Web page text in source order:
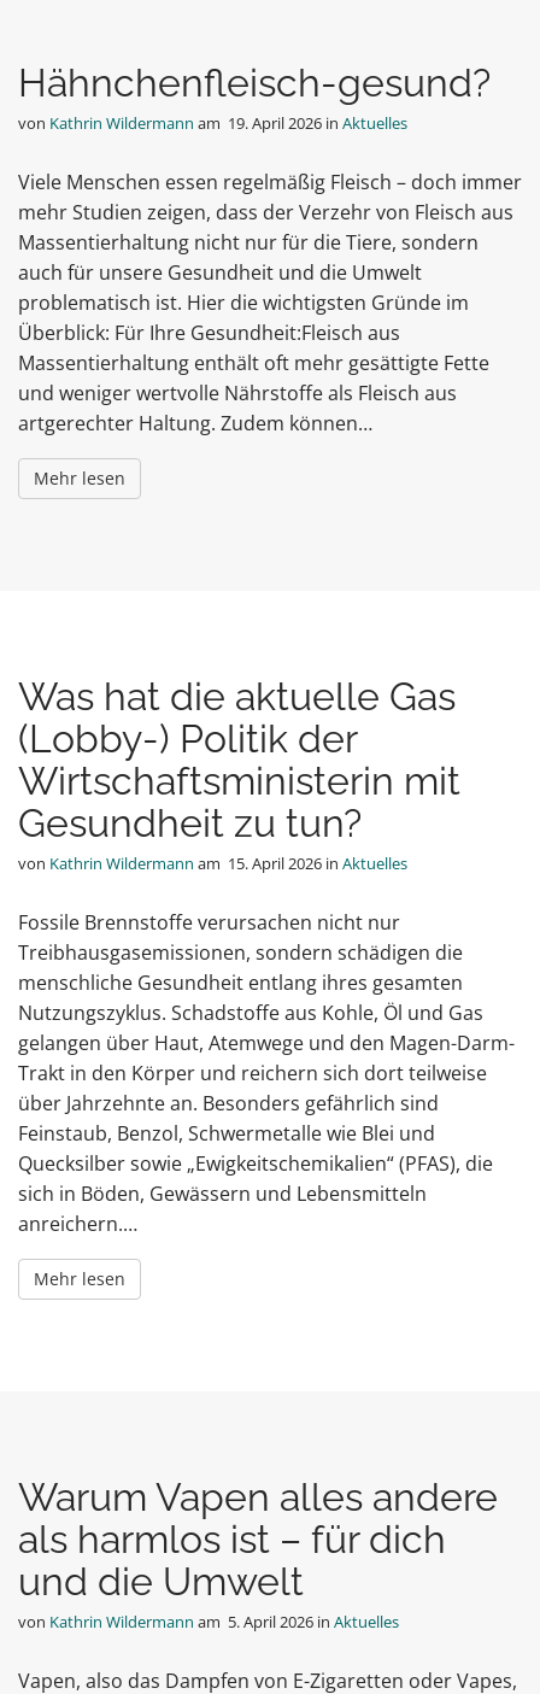
Hähnchenfleisch-gesund?
von Kathrin Wildermann am 19. April 2026 in Aktuelles
Viele Menschen essen regelmäßig Fleisch – doch immer
mehr Studien zeigen, dass der Verzehr von Fleisch aus
Massentierhaltung nicht nur für die Tiere, sondern
auch für unsere Gesundheit und die Umwelt
problematisch ist. Hier die wichtigsten Gründe im
Überblick: Für Ihre Gesundheit:Fleisch aus
Massentierhaltung enthält oft mehr gesättigte Fette
und weniger wertvolle Nährstoffe als Fleisch aus
artgerechter Haltung. Zudem können…
Mehr lesen
Was hat die aktuelle Gas
(Lobby-) Politik der
Wirtschaftsministerin mit
Gesundheit zu tun?
von Kathrin Wildermann am 15. April 2026 in Aktuelles
Fossile Brennstoffe verursachen nicht nur
Treibhausgasemissionen, sondern schädigen die
menschliche Gesundheit entlang ihres gesamten
Nutzungszyklus. Schadstoffe aus Kohle, Öl und Gas
gelangen über Haut, Atemwege und den Magen-Darm-
Trakt in den Körper und reichern sich dort teilweise
über Jahrzehnte an. Besonders gefährlich sind
Feinstaub, Benzol, Schwermetalle wie Blei und
Quecksilber sowie „Ewigkeitschemikalien“ (PFAS), die
sich in Böden, Gewässern und Lebensmitteln
anreichern.…
Mehr lesen
Warum Vapen alles andere
als harmlos ist – für dich
und die Umwelt
von Kathrin Wildermann am 5. April 2026 in Aktuelles
Vapen, also das Dampfen von E-Zigaretten oder Vapes,